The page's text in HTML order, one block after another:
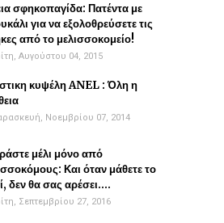
σφηκοπαγίδα: Πατέντα με
για να εξολοθρεύσετε τις
από το μελισσοκομείο!
Αυγούστου 04, 2015
κυψέλη ANEL : Όλη η
Νοεμβρίου 07, 2014
μέλι μόνο από
Και όταν μάθετε το
δεν θα σας αρέσει....
Σεπτεμβρίου 27, 2016